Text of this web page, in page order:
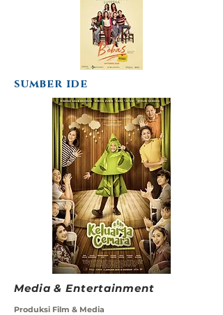
sumber ide
Media & Entertainment
Produksi Film & Media